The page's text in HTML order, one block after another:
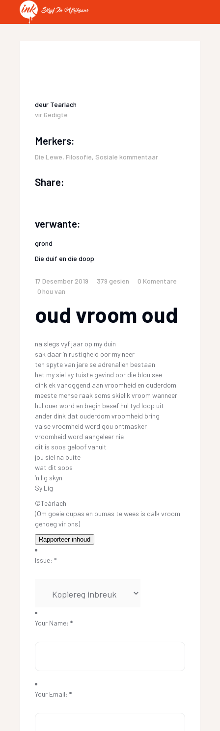
deur Tearlach
vir Gedigte
Merkers:
Die Lewe, Filosofie, Sosiale kommentaar
Share:
verwante:
grond
Die duif en die doop
17 Desember 2019 379 gesien
0 Komentare
0 hou van
oud vroom oud
na slegs vyf jaar op my duin
sak daar ‘n rustigheid oor my neer
ten spyte van jare se adrenalien bestaan
het my siel sy tuiste gevind oor die blou see
dink ek vanoggend aan vroomheid en ouderdom
meeste mense raak soms skielik vroom wanneer
hul ouer word en begin besef hul tyd loop uit
ander dink dat ouderdom vroomheid bring
valse vroomheid word gou ontmasker
vroomheid word aangeleer nie
dit is soos geloof vanuit
jou siel na buite
wat dit soos
‘n lig skyn
Sy Lig
©Teárlach
(Om goeie oupas en oumas te wees is dalk vroom
genoeg vir ons)
Rapporteer inhoud
Issue:*
Your Name:*
Your Email:*